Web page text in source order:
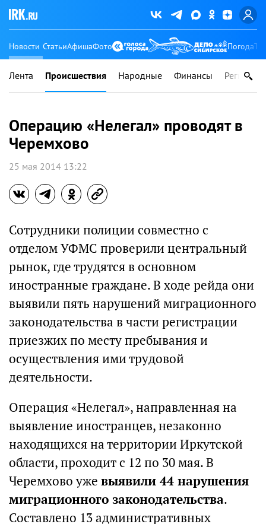
Новости СтатьиАфишаФото Погода
Лента Происшествия Народные Финансы Регионы
Операцию «Нелегал» проводят в
Черемхово
25 мая 2014 13:22
Сотрудники полиции совместно с
отделом УФМС проверили центральный
рынок, где трудятся в основном
иностранные граждане. В ходе рейда они
выявили пять нарушений миграционного
законодательства в части регистрации
приезжих по месту пребывания и
осуществления ими трудовой
деятельности.
Операция «Нелегал», направленная на
выявление иностранцев, незаконно
находящихся на территории Иркутской
области, проходит с 12 по 30 мая. В
Черемхово уже выявили 44 нарушения
миграционного законодательства.
Составлено 13 административных